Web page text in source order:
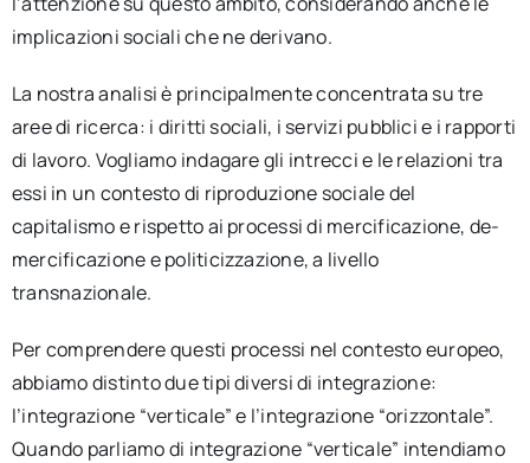
implicazioni sociali che ne derivano.
La nostra analisi è principalmente concentrata su tre
aree di ricerca: i diritti sociali, i servizi pubblici e i rapporti
di lavoro. Vogliamo indagare gli intrecci e le relazioni tra
essi in un contesto di riproduzione sociale del
capitalismo e rispetto ai processi di mercificazione, de-
mercificazione e politicizzazione, a livello
transnazionale.
Per comprendere questi processi nel contesto europeo,
abbiamo distinto due tipi diversi di integrazione:
l’integrazione “verticale” e l’integrazione “orizzontale”.
Quando parliamo di integrazione “verticale” intendiamo